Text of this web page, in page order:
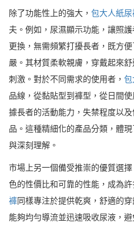
除了功能性上的強大， 包大人紙尿
夫。例如，尿濕顯示功能，讓照
更換，無需頻繁打擾長者，既方
嚴。其材質柔軟親膚，穿戴起來
刺激。對於不同需求的使用者， 包
品線，從黏貼型到褲型，從日間
據長者的活動能力，失禁程度以
品。這種精細化的產品分類，體
與深刻理解。
市場上另一個備受推崇的優質選
色的性價比和可靠的性能，成為許
褲同樣專注於提供乾爽，舒適的
能夠均勻導流並迅速吸收尿液，